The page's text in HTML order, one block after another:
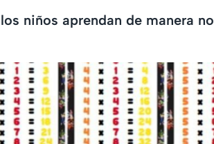
niños aprendan de manera no